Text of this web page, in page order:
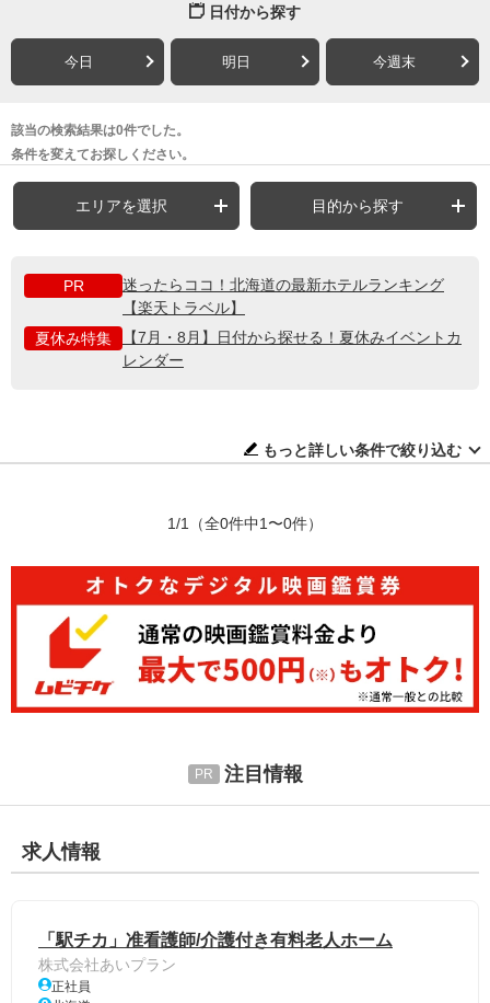
日付から探す
今日 明日 今週末
該当の検索結果は0件でした。
条件を変えてお探しください。
エリアを選択 目的から探す
PR
迷ったらココ！北海道の最新ホテルランキング
【楽天トラベル】
夏休み特集
【7月・8月】日付から探せる！夏休みイベントカ
レンダー
もっと詳しい条件で絞り込む
1/1 （全0件中1〜0件）
注目情報
求人情報
「駅チカ」准看護師/介護付き有料老人ホーム
株式会社あいプラン
正社員